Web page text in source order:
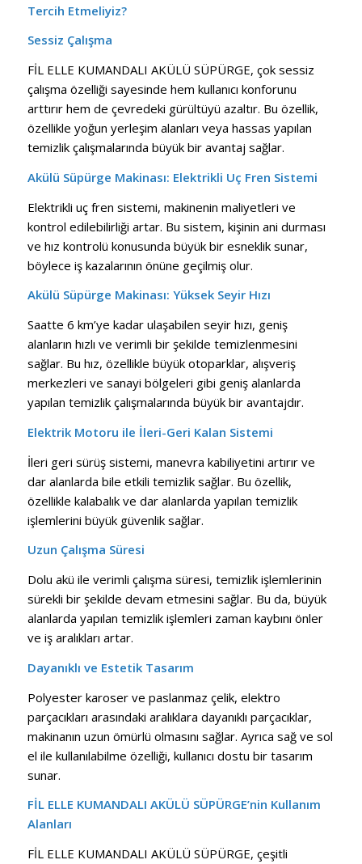
Tercih Etmeliyiz?
Sessiz Çalışma
FİL ELLE KUMANDALI AKÜLÜ SÜPÜRGE, çok sessiz
çalışma özelliği sayesinde hem kullanıcı konforunu
arttırır hem de çevredeki gürültüyü azaltır. Bu özellik,
özellikle yoğun yerleşim alanları veya hassas yapılan
temizlik çalışmalarında büyük bir avantaj sağlar.
Akülü Süpürge Makinası: Elektrikli Uç Fren Sistemi
Elektrikli uç fren sistemi, makinenin maliyetleri ve
kontrol edilebilirliği artar. Bu sistem, kişinin ani durması
ve hız kontrolü konusunda büyük bir esneklik sunar,
böylece iş kazalarının önüne geçilmiş olur.
Akülü Süpürge Makinası: Yüksek Seyir Hızı
Saatte 6 km’ye kadar ulaşabilen seyir hızı, geniş
alanların hızlı ve verimli bir şekilde temizlenmesini
sağlar. Bu hız, özellikle büyük otoparklar, alışveriş
merkezleri ve sanayi bölgeleri gibi geniş alanlarda
yapılan temizlik çalışmalarında büyük bir avantajdır.
Elektrik Motoru ile İleri-Geri Kalan Sistemi
İleri geri sürüş sistemi, manevra kabiliyetini artırır ve
dar alanlarda bile etkili temizlik sağlar. Bu özellik,
özellikle kalabalık ve dar alanlarda yapılan temizlik
işlemlerini büyük güvenlik sağlar.
Uzun Çalışma Süresi
Dolu akü ile verimli çalışma süresi, temizlik işlemlerinin
sürekli bir şekilde devam etmesini sağlar. Bu da, büyük
alanlarda yapılan temizlik işlemleri zaman kaybını önler
ve iş aralıkları artar.
Dayanıklı ve Estetik Tasarım
Polyester karoser ve paslanmaz çelik, elektro
parçacıkları arasındaki aralıklara dayanıklı parçacıklar,
makinanın uzun ömürlü olmasını sağlar. Ayrıca sağ ve sol
el ile kullanılabilme özelliği, kullanıcı dostu bir tasarım
sunar.
FİL ELLE KUMANDALI AKÜLÜ SÜPÜRGE’nin Kullanım
Alanları
FİL ELLE KUMANDALI AKÜLÜ SÜPÜRGE, çeşitli